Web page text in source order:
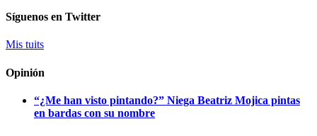
Síguenos en Twitter
Mis tuits
Opinión
“¿Me han visto pintando?” Niega Beatriz Mojica pintas
en bardas con su nombre